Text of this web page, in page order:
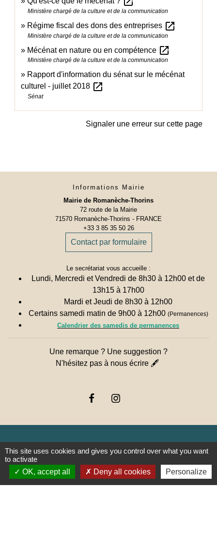
Ministère chargé de la culture et de la communication
Régime fiscal des dons des entreprises open_in_new
Ministère chargé de la culture et de la communication
Mécénat en nature ou en compétence open_in_new
Ministère chargé de la culture et de la communication
Rapport d'information du sénat sur le mécénat
culturel - juillet 2018 open_in_new
Sénat
Signaler une erreur sur cette page
Informations Mairie
Mairie de Romanèche-Thorins
72 route de la Mairie
71570 Romanèche-Thorins - FRANCE
+33 3 85 35 50 26
Contact par formulaire
Le secrétariat vous accueille :
Lundi, Mercredi et Vendredi de 8h30 à 12h00 et de
13h15 à 17h00
Mardi et Jeudi de 8h30 à 12h00
Certains samedi matin de 9h00 à 12h00 (Permanences)
Calendrier des samedis de permanences
Une remarque ? Une suggestion ?
N'hésitez pas à nous écrire 🖋
Liens
PREFECTURE DE SAÔNE ET
This site uses cookies and gives you control over what you want
to activate
OK, accept all
Deny all cookies Personalize